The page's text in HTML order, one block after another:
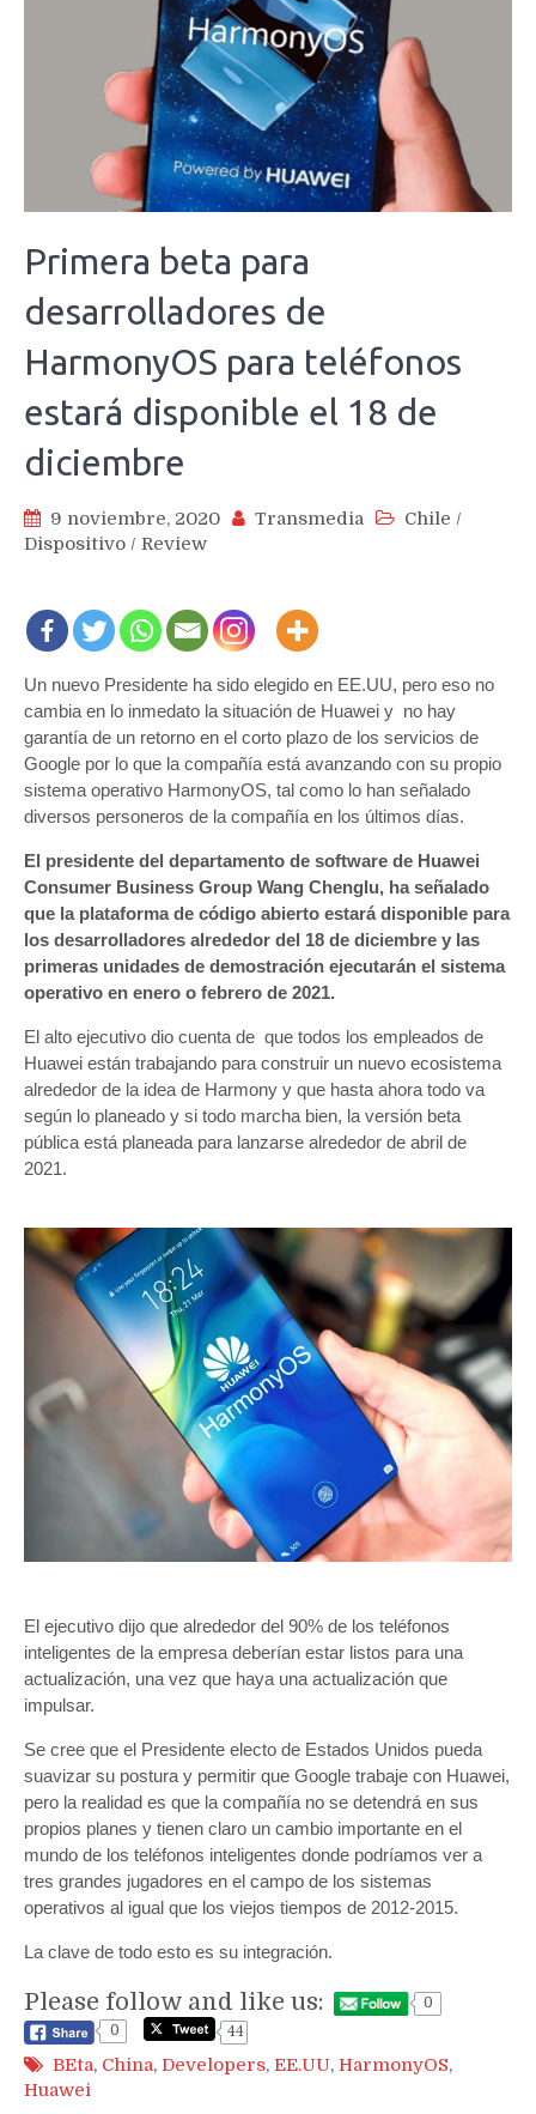
Primera beta para
desarrolladores de
HarmonyOS para teléfonos
estará disponible el 18 de
diciembre
9 noviembre, 2020 Transmedia Chile /
Dispositivo / Review
Un nuevo Presidente ha sido elegido en EE.UU, pero eso no
cambia en lo inmedato la situación de Huawei y no hay
garantía de un retorno en el corto plazo de los servicios de
Google por lo que la compañía está avanzando con su propio
sistema operativo HarmonyOS, tal como lo han señalado
diversos personeros de la compañía en los últimos días.
El presidente del departamento de software de Huawei
Consumer Business Group Wang Chenglu, ha señalado
que la plataforma de código abierto estará disponible para
los desarrolladores alrededor del 18 de diciembre y las
primeras unidades de demostración ejecutarán el sistema
operativo en enero o febrero de 2021.
El alto ejecutivo dio cuenta de que todos los empleados de
Huawei están trabajando para construir un nuevo ecosistema
alrededor de la idea de Harmony y que hasta ahora todo va
según lo planeado y si todo marcha bien, la versión beta
pública está planeada para lanzarse alrededor de abril de
2021.
El ejecutivo dijo que alrededor del 90% de los teléfonos
inteligentes de la empresa deberían estar listos para una
actualización, una vez que haya una actualización que
impulsar.
Se cree que el Presidente electo de Estados Unidos pueda
suavizar su postura y permitir que Google trabaje con Huawei,
pero la realidad es que la compañía no se detendrá en sus
propios planes y tienen claro un cambio importante en el
mundo de los teléfonos inteligentes donde podríamos ver a
tres grandes jugadores en el campo de los sistemas
operativos al igual que los viejos tiempos de 2012-2015.
La clave de todo esto es su integración.
Please follow and like us:
0
0
44
BEta, China, Developers, EE.UU, HarmonyOS,
Huawei